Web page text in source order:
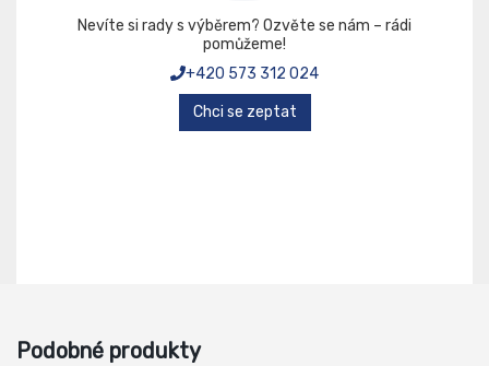
Nevíte si rady s výběrem? Ozvěte se nám – rádi
pomůžeme!
+420 573 312 024
Chci se zeptat
Podobné produkty